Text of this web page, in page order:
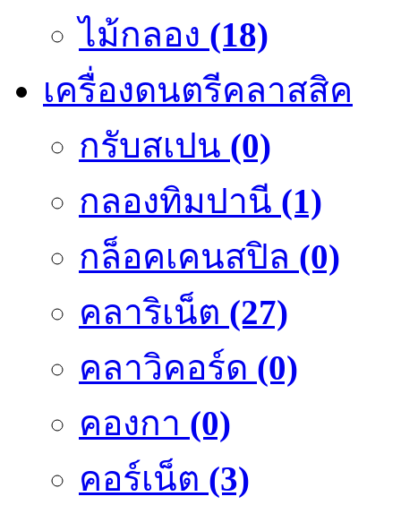
ไม้กลอง (18)
เครื่องดนตรีคลาสสิค
กรับสเปน (0)
กลองทิมปานี (1)
กล็อคเคนสปิล (0)
คลาริเน็ต (27)
คลาวิคอร์ด (0)
คองกา (0)
คอร์เน็ต (3)